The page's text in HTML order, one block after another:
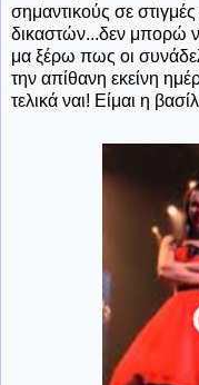
σημαντικούς σε
δικαστών...δεν μπορώ
μα ξέρω πως οι
την απίθανη εκείνη
τελικά ναι! Είμαι η